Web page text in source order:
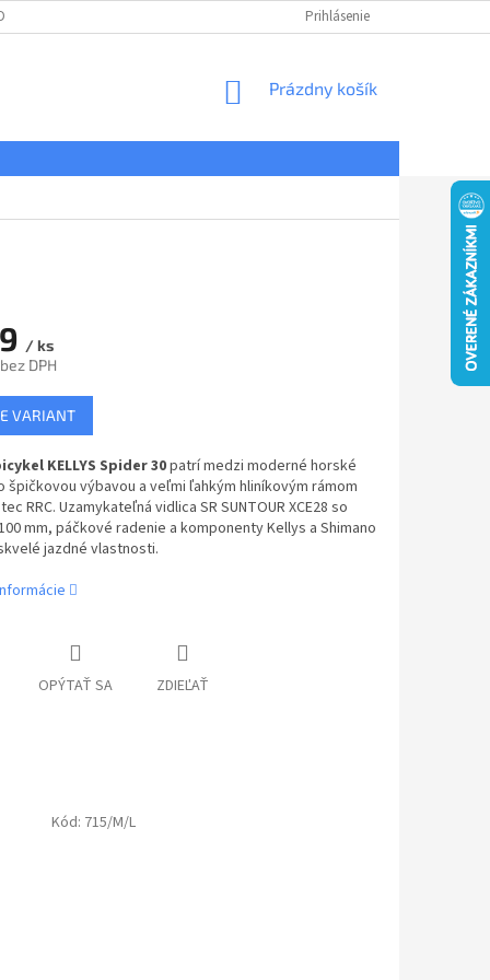
PODMIENKY OCHRANA OSOBNÝCH ÚDAJOV REKLAMÁCIE
Prihlásenie
NÁKUPNÝ
Prázdny košík
/ ks
DPH
VARIANT
KELLYS Spider 30patrí medzi moderné horské
špičkovou výbavou a veľmi ľahkým hliníkovým rámom
RRC. Uzamykateľná vidlica SR SUNTOUR XCE28 so
mm, páčkové radenie a komponenty Kellys a Shimano
jazdné vlastnosti.
OPÝTAŤ SA ZDIEĽAŤ
Kód: 715/M/L